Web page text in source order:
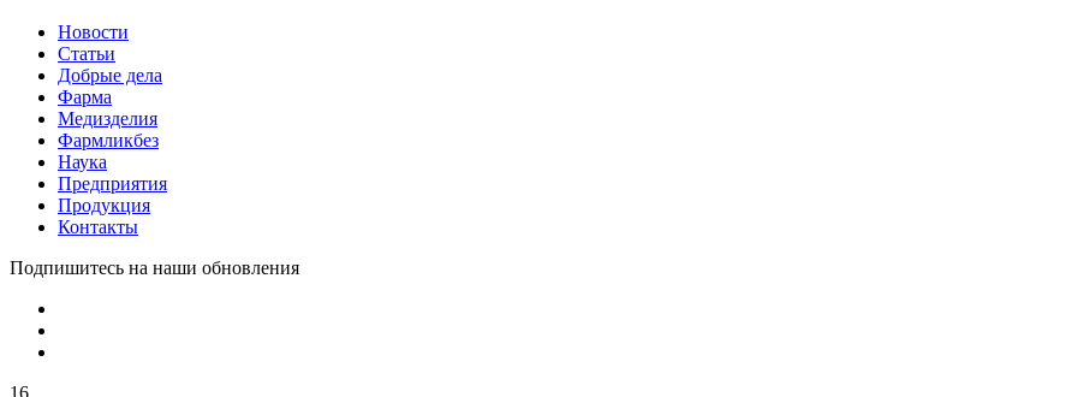
Новости
Статьи
Добрые дела
Фарма
Медизделия
Фармликбез
Наука
Предприятия
Продукция
Контакты
Подпишитесь на наши обновления
16